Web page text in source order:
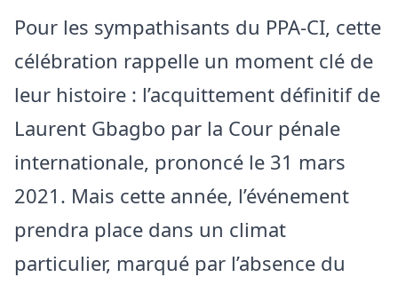
Pour les sympathisants du PPA-CI, cette
célébration rappelle un moment clé de
leur histoire : l’acquittement définitif de
Laurent Gbagbo par la Cour pénale
internationale, prononcé le 31 mars
2021. Mais cette année, l’événement
prendra place dans un climat
particulier, marqué par l’absence du